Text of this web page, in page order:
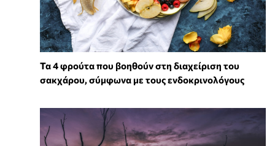
Τα 4 φρούτα που βοηθούν στη διαχείριση του
σακχάρου, σύμφωνα με τους ενδοκρινολόγους